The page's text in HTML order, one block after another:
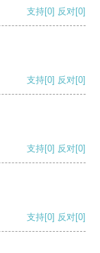
支持[0] 反对[0]
支持[0] 反对[0]
支持[0] 反对[0]
支持[0] 反对[0]